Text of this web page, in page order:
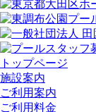
トップページ
施設案内
ご利用案内
ご利用料金